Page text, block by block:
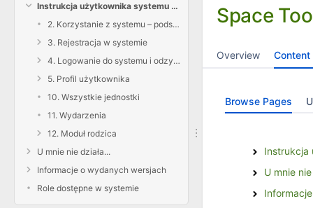
Instrukcja użytkownika systemu Tipi ZHP
2. Korzystanie z systemu – podstawowe informacje
3. Rejestracja w systemie
4. Logowanie do systemu i odzyskiwanie hasła
5. Profil użytkownika
10. Wszystkie jednostki
11. Wydarzenia
12. Moduł rodzica
U mnie nie działa...
Informacje o wydanych wersjach
Role dostępne w systemie
Space
Overview Content
Browse Pages
Instrukcja
U mnie